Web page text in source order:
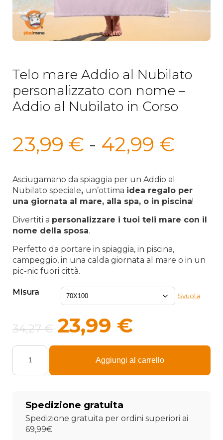
Telo mare Addio al Nubilato
personalizzato con nome –
Addio al Nubilato in Corso
23,99 € - 42,99 €
da
Asciugamano da spiaggia per un Addio al
Nubilato speciale, un’ottima idea regalo per
una giornata al mare, alla spa, o in piscina!
Divertiti a personalizzare i tuoi teli mare con il
nome della sposa.
Perfetto da portare in spiaggia, in piscina,
campeggio, in una calda giornata al mare o in un
pic-nic fuori città.
Misura Svuota
34,27€ Il
prezzo
originale
34,27 €.
23,99 €Il
prezzo
attuale
Telo
mare
al
con
nome
Addio
Aggiungi al carrello
Spedizione gratuita
Spedizione gratuita per ordini superiori ai
69,99€